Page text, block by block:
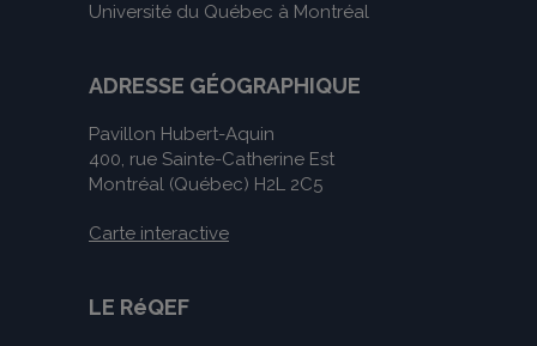
Université du Québec à Montréal
ADRESSE GÉOGRAPHIQUE
Pavillon Hubert-Aquin
400, rue Sainte-Catherine Est
Montréal (Québec) H2L 2C5
Carte interactive
LE RéQEF